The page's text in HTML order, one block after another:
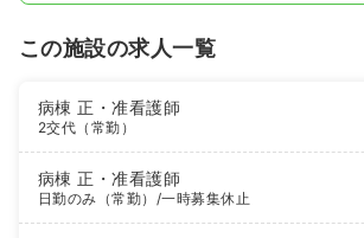
この施設の求人一覧
病棟正・准看護師
2交代（常勤）
病棟正・准看護師
日勤のみ（常勤） /一時募集休止